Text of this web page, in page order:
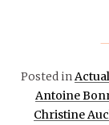
Posted in
Antoine
Christine